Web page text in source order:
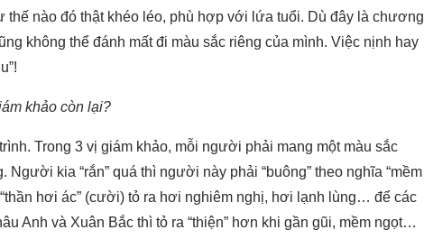
thế nào đó thật khéo léo, phù hợp với lứa tuổi. Dù đây là chương
không thể đánh mất đi màu sắc riêng của mình. Việc nịnh hay
khảo còn lại?
Trong 3 vị giám khảo, mỗi người phải mang một màu sắc
kia “rắn” quá thì người này phải “buông” theo nghĩa “mềm
hơi ác” (cười) tỏ ra hơi nghiêm nghị, hơi lạnh lùng… để các
Anh và Xuân Bắc thì tỏ ra “thiện” hơn khi gần gũi, mềm ngọt…